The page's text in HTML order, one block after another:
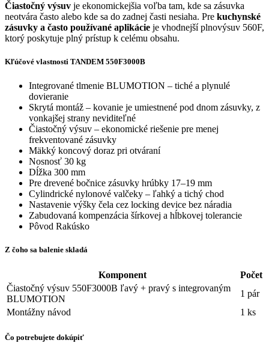
Čiastočný výsuv je ekonomickejšia voľba tam, kde sa zásuvka
neotvára často alebo kde sa do zadnej časti nesiaha. Pre kuchynské
zásuvky a často používané aplikácie je vhodnejší plnovýsuv 560F,
ktorý poskytuje plný prístup k celému obsahu.
Kľúčové vlastnosti TANDEM 550F3000B
Integrované tlmenie BLUMOTION – tiché a plynulé
dovieranie
Skrytá montáž – kovanie je umiestnené pod dnom zásuvky, z
vonkajšej strany neviditeľné
Čiastočný výsuv – ekonomické riešenie pre menej
frekventované zásuvky
Mäkký koncový doraz pri otváraní
Nosnosť 30 kg
Dĺžka 300 mm
Pre drevené bočnice zásuvky hrúbky 17–19 mm
Cylindrické nylonové valčeky – ľahký a tichý chod
Nastavenie výšky čela cez locking device bez náradia
Zabudovaná kompenzácia šírkovej a hĺbkovej tolerancie
Pôvod Rakúsko
Z čoho sa balenie skladá
Komponent
Počet
Čiastočný výsuv 550F3000B ľavý + pravý s integrovaným
BLUMOTION
1 pár
Montážny návod
1 ks
Čo potrebujete dokúpiť